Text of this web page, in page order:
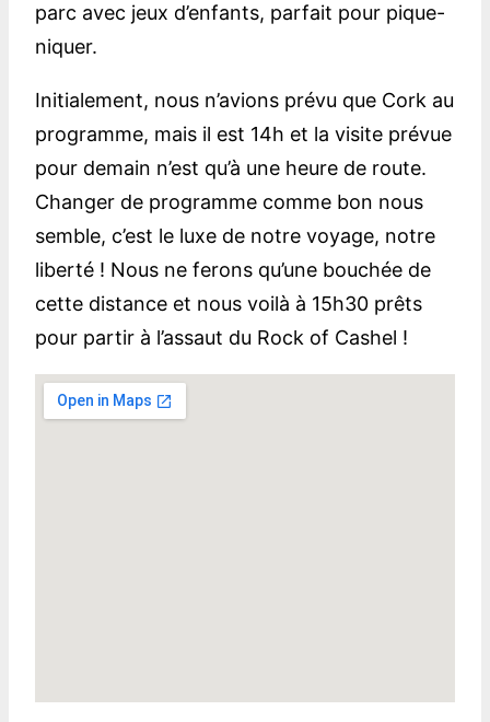
parc avec jeux d’enfants, parfait pour pique-
niquer.
Initialement, nous n’avions prévu que Cork au
programme, mais il est 14h et la visite prévue
pour demain n’est qu’à une heure de route.
Changer de programme comme bon nous
semble, c’est le luxe de notre voyage, notre
liberté ! Nous ne ferons qu’une bouchée de
cette distance et nous voilà à 15h30 prêts
pour partir à l’assaut du Rock of Cashel !